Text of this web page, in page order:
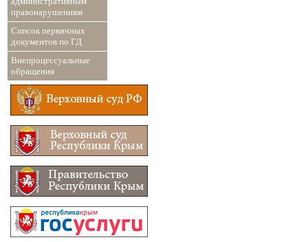
правонарушениям
Список первичных
документов по ГД
Внепроцессуальные
обращения